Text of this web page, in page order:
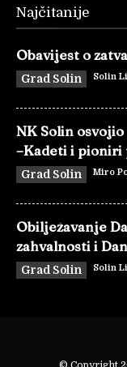
Najčitanije
Obavijest o
Grad Solin Solin
NK Solin
–Kadeti i
Grad Solin Miro
Obilježavanje
zahvalnosti i
Grad Solin Solin